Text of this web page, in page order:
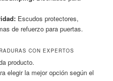
Escudos protectores,
de refuerzo para puertas.
CON EXPERTOS
producto.
elegir la mejor opción según el